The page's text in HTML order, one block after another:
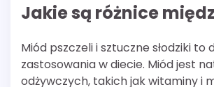
Jakie są różnice
Miód pszczeli i sztuczne słodziki
zastosowania w diecie. Miód jest
odżywczych, takich jak witaminy i